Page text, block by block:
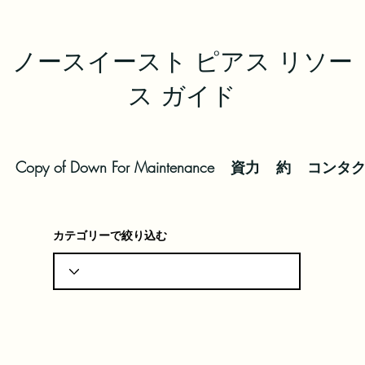
ノースイースト ピアス リソー
ス ガイド
Copy of Down For Maintenance 資力 約 コンタ
カテゴリーで絞り込む